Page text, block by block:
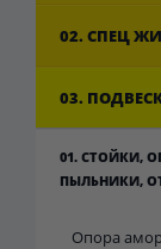
02. СПЕЦ
03.
01. СТОЙКИ,
ПЫЛЬНИКИ,
Опора